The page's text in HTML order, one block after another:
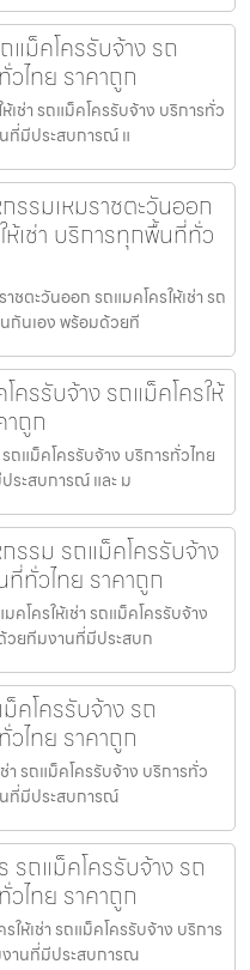
แม็คโครรับจ้าง รถ
ไทย ราคาถูก
เช่า รถแม็คโครรับจ้าง บริการทั่ว
ที่มีประสบการณ์ แ
รรมเหมราชตะวันออก
ห้เช่า บริการทุกพื้นที่ทั่ว
ตะวันออก รถแมคโครให้เช่า รถ
นกันเอง พร้อมด้วยที
รรับจ้าง รถแม็คโครให้
าถูก
ถแม็คโครรับจ้าง บริการทั่วไทย
ระสบการณ์ และ ม
รรม รถแม็คโครรับจ้าง
ที่ทั่วไทย ราคาถูก
โครให้เช่า รถแม็คโครรับจ้าง
วยทีมงานที่มีประสบก
คโครรับจ้าง รถ
ไทย ราคาถูก
า รถแม็คโครรับจ้าง บริการทั่ว
นที่มีประสบการณ์
รถแม็คโครรับจ้าง รถ
ไทย ราคาถูก
ให้เช่า รถแม็คโครรับจ้าง บริการ
งานที่มีประสบการณ